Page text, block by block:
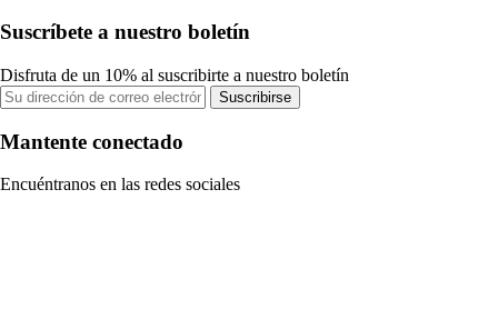
Suscríbete a nuestro boletín
Disfruta de un 10% al suscribirte a nuestro boletín
Suscribirse
Mantente conectado
Encuéntranos en las redes sociales